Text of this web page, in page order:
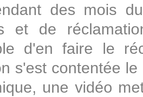
des mois
et de
d'en faire le
s'est contentée
une vidéo